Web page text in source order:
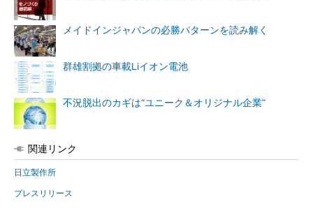
メイドインジャパンの必勝パターンを読み解く
群雄割拠の車載Liイオン電池
不況脱出のカギは“ユニーク＆オリジナル企業”
関連リンク
日立製作所
プレスリリース